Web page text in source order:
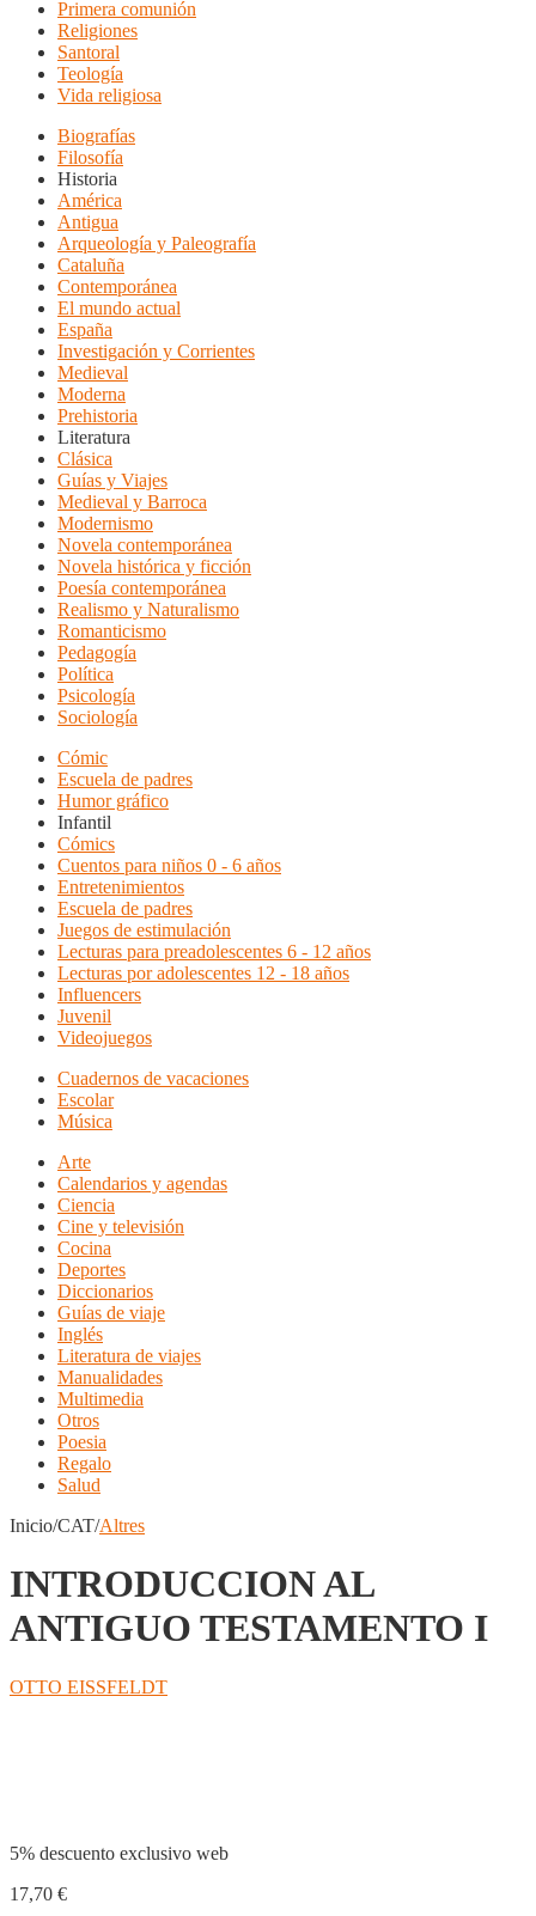
Primera comunión
Religiones
Santoral
Teología
Vida religiosa
Biografías
Filosofía
Historia
América
Antigua
Arqueología y Paleografía
Cataluña
Contemporánea
El mundo actual
España
Investigación y Corrientes
Medieval
Moderna
Prehistoria
Literatura
Clásica
Guías y Viajes
Medieval y Barroca
Modernismo
Novela contemporánea
Novela histórica y ficción
Poesía contemporánea
Realismo y Naturalismo
Romanticismo
Pedagogía
Política
Psicología
Sociología
Cómic
Escuela de padres
Humor gráfico
Infantil
Cómics
Cuentos para niños 0 - 6 años
Entretenimientos
Escuela de padres
Juegos de estimulación
Lecturas para preadolescentes 6 - 12 años
Lecturas por adolescentes 12 - 18 años
Influencers
Juvenil
Videojuegos
Cuadernos de vacaciones
Escolar
Música
Arte
Calendarios y agendas
Ciencia
Cine y televisión
Cocina
Deportes
Diccionarios
Guías de viaje
Inglés
Literatura de viajes
Manualidades
Multimedia
Otros
Poesia
Regalo
Salud
Inicio/CAT/Altres
INTRODUCCION AL
ANTIGUO TESTAMENTO I
OTTO EISSFELDT
5% descuento exclusivo web
17,70 €